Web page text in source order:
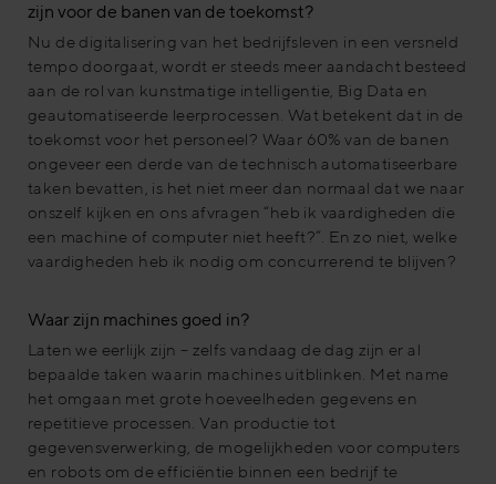
zijn voor de banen van de toekomst?
Nu de digitalisering van het bedrijfsleven in een versneld
tempo doorgaat, wordt er steeds meer aandacht besteed
aan de rol van kunstmatige intelligentie, Big Data en
geautomatiseerde leerprocessen. Wat betekent dat in de
toekomst voor het personeel? Waar 60% van de banen
ongeveer een derde van de technisch automatiseerbare
taken bevatten, is het niet meer dan normaal dat we naar
onszelf kijken en ons afvragen “heb ik vaardigheden die
een machine of computer niet heeft?”. En zo niet, welke
vaardigheden heb ik nodig om concurrerend te blijven?
Waar zijn machines goed in?
Laten we eerlijk zijn – zelfs vandaag de dag zijn er al
bepaalde taken waarin machines uitblinken. Met name
het omgaan met grote hoeveelheden gegevens en
repetitieve processen. Van productie tot
gegevensverwerking, de mogelijkheden voor computers
en robots om de efficiëntie binnen een bedrijf te